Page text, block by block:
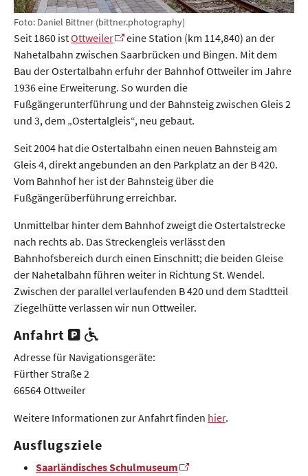
Foto: Daniel Bittner (bittner.photography)
Seit 1860 istOttweiler
eine Station (km 114,840) an der
Nahetalbahn zwischen Saarbrücken und Bingen. Mit dem
Bau der Ostertalbahn erfuhr der Bahnhof Ottweiler im Jahre
1936 eine Erweiterung. So wurden die
Fußgängerunterführung und der Bahnsteig zwischen Gleis 2
und 3, dem „Ostertalgleis“, neu gebaut.
Seit 2004 hat die Ostertalbahn einen neuen Bahnsteig am
Gleis 4, direkt angebunden an den Parkplatz an der B 420.
Vom Bahnhof her ist der Bahnsteig über die
Fußgängerüberführung erreichbar.
Unmittelbar hinter dem Bahnhof zweigt die Ostertalstrecke
nach rechts ab. Das Streckengleis verlässt den
Bahnhofsbereich durch einen Einschnitt; die beiden Gleise
der Nahetalbahn führen weiter in Richtung St. Wendel.
Zwischen der parallel verlaufenden B 420 und dem Stadtteil
Ziegelhütte verlassen wir nun Ottweiler.
Anfahrt
Adresse für Navigationsgeräte:
Fürther Straße 2
66564 Ottweiler
Weitere Informationen zur Anfahrt finden hier.
Ausflugsziele
Saarländisches Schulmuseum